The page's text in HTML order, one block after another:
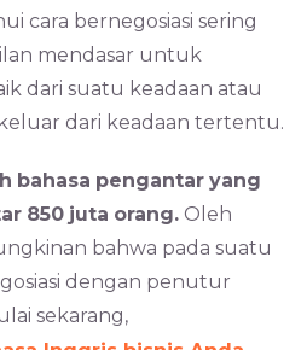
cara bernegosiasi sering
mendasar untuk
dari suatu keadaan atau
dari keadaan tertentu.
bahasa pengantar yang
850 juta orang. Oleh
bahwa pada suatu
dengan penutur
sekarang,